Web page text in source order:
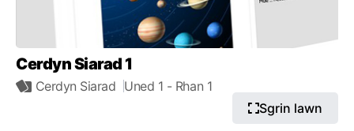
Cerdyn Siarad 1
Cerdyn Siarad Uned 1 - Rhan 1
Sgrin lawn